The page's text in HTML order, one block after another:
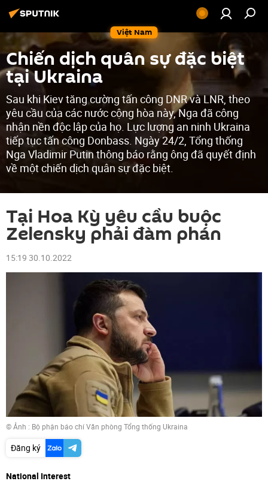
Việt Nam
Chiến dịch quân sự đặc biệt
tại Ukraina
Sau khi Kiev tăng cường tấn công DNR và LNR, theo
yêu cầu của các nước cộng hòa này, Nga đã công
nhận nền độc lập của họ. Lực lượng an ninh Ukraina
tiếp tục tấn công Donbass. Ngày 24/2, Tổng thống
Nga Vladimir Putin thông báo rằng ông đã quyết định
về một chiến dịch quân sự đặc biệt.
Tại Hoa Kỳ yêu cầu buộc
Zelensky phải đàm phán
15:19 30.10.2022
© Ảnh : Bộ phận báo chí Văn phòng Tổng thống Ukraina
Đăng ký
National Interest